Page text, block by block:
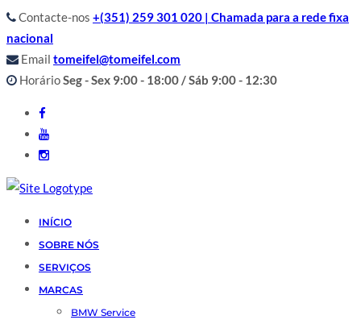
Contacte-nos +(351) 259 301 020 | Chamada para a rede fixa
nacional
Email tomeifel@tomeifel.com
HorárioSeg - Sex 9:00 - 18:00 / Sáb 9:00 - 12:30
INÍCIO
SOBRE NÓS
SERVIÇOS
MARCAS
BMW Service